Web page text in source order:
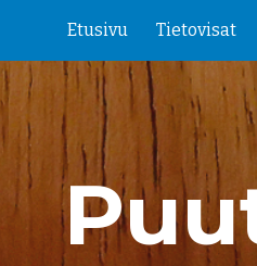
Skip to main content
Etusivu Tietovisat